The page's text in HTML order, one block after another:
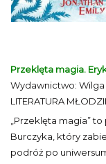
Przeklęta magia.
Wydawnictwo: Wilga
LITERATURA
„Przeklęta magia”
Burczyka, który
podróż po